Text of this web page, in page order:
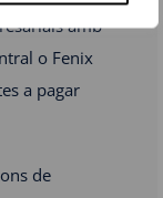
amb
o Fenix
a pagar
de